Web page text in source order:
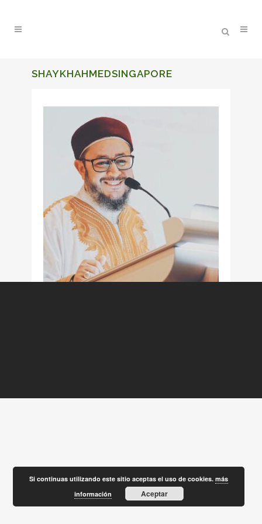
SHAYKHAHMEDSINGAPORE
Si continuas utilizando este sitio aceptas el uso de cookies.más
información
Aceptar